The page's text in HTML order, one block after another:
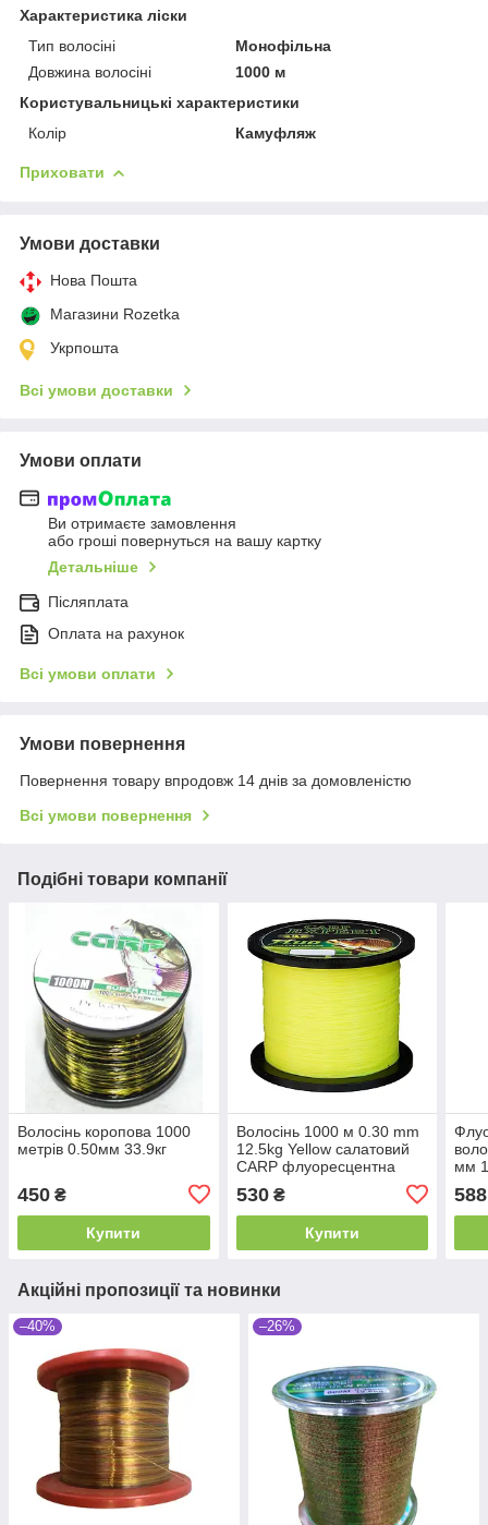
Характеристика ліски
Тип волосіні
Монофільна
Довжина волосіні
1000 м
Користувальницькі характеристики
Колір
Камуфляж
Приховати
Умови доставки
Нова Пошта
Магазини Rozetka
Укрпошта
Всі умови доставки
Умови оплати
Ви отримаєте замовлення
або гроші повернуться на вашу картку
Детальніше
Післяплата
Оплата на рахунок
Всі умови оплати
Умови повернення
Повернення товару впродовж 14 днів за домовленістю
Всі умови повернення
Подібні товари компанії
Волосінь коропова 1000
метрів 0.50мм 33.9кг
450 ₴
Купити
Волосінь 1000 м 0.30 mm
12.5kg Yellow салатовий
CARP флуоресцентна
530₴
Купити
мм
588
Акційні пропозиції та новинки
–40% –26%